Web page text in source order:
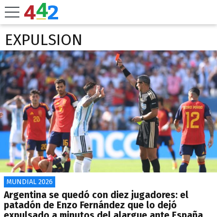
EXPULSION
MUNDIAL 2026
Argentina se quedó con diez jugadores: el
patadón de Enzo Fernández que lo dejó